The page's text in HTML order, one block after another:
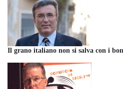
Il grano italiano non si salva con i